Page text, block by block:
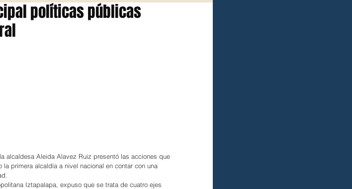
políticas públicas
alcaldesa Aleida Alavez Ruiz presentó las acciones que
primera alcaldía a nivel nacional en contar con una
Iztapalapa, expuso que se trata de cuatro ejes